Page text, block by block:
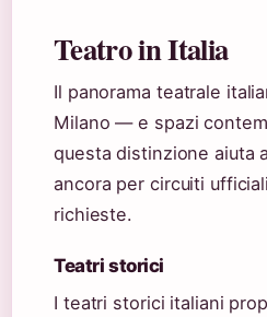
Teatro in Italia
Il panorama teatrale
Milano — e spazi
questa distinzione aiuta
ancora per circuiti
richieste.
Teatri storici
I teatri storici italiani